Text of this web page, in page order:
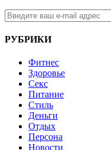
РУБРИКИ
Фитнес
Здоровье
Секс
Питание
Стиль
Деньги
Отдых
Персона
Новости